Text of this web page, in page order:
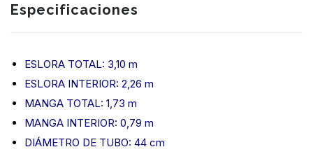
Especificaciones
ESLORA TOTAL: 3,10 m
ESLORA INTERIOR: 2,26 m
MANGA TOTAL: 1,73 m
MANGA INTERIOR: 0,79 m
DIÁMETRO DE TUBO: 44 cm